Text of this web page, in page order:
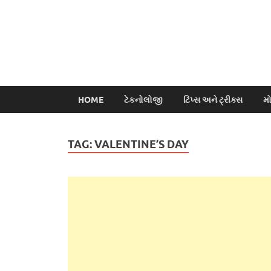
HOME ટેકનોલોજી ટિપ્સ અને ટ્રીક્સ
TAG:VALENTINE’S DAY